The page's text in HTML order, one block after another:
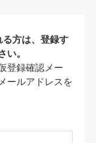
方は、登録す
。
登録確認メー
ールアドレスを